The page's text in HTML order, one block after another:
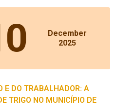
December
2025
E DO TRABALHADOR: A
TRIGO NO MUNICÍPIO DE